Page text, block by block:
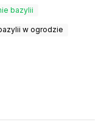
bazylii
w ogrodzie